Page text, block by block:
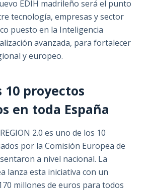
EDIH madrileño será el punto
tecnología, empresas y sector
puesto en la Inteligencia
avanzada, para fortalecer
y europeo.
10 proyectos
en toda España
2.0 es uno de los 10
por la Comisión Europea de
a nivel nacional. La
lanza esta iniciativa con un
millones de euros para todos